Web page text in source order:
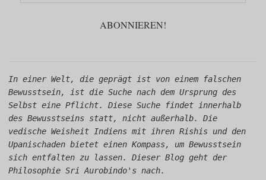
In einer Welt, die geprägt ist von einem falschen
Bewusstsein, ist die Suche nach dem Ursprung des
Selbst eine Pflicht. Diese Suche findet innerhalb
des Bewusstseins statt, nicht außerhalb. Die
vedische Weisheit Indiens mit ihren Rishis und den
Upanischaden bietet einen Kompass, um Bewusstsein
sich entfalten zu lassen. Dieser Blog geht der
Philosophie Sri Aurobindo's nach.